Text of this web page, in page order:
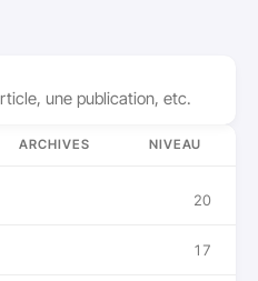
ARCHIVES NIVEAU
20
17